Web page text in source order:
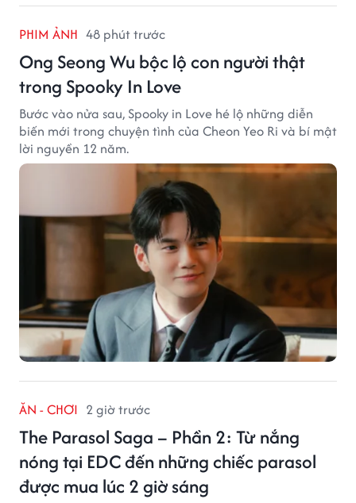
PHIM ẢNH 48 phút trước
Ong Seong Wu bộc lộ con người thật
trong Spooky In Love
Bước vào nửa sau, Spooky in Love hé lộ những diễn
biến mới trong chuyện tình của Cheon Yeo Ri và bí mật
lời nguyền 12 năm.
ĂN - CHƠI 2 giờ trước
The Parasol Saga – Phần 2: Từ nắng
nóng tại EDC đến những chiếc parasol
được mua lúc 2 giờ sáng